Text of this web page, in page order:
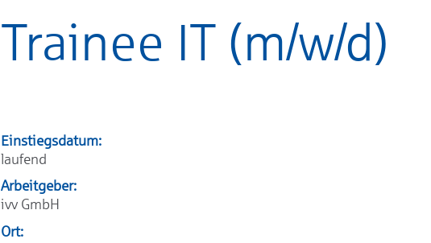
Trainee IT (m/w/d)
Einstiegsdatum:
laufend
Arbeitgeber:
ivv GmbH
Ort: